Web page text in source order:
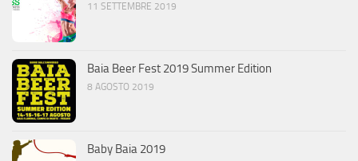
11 SETTEMBRE 2019
Baia Beer Fest 2019 Summer Edition
8 AGOSTO 2019
Baby Baia 2019